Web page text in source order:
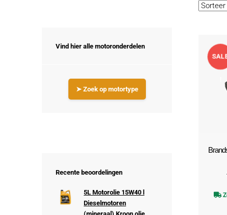
Vind hier alle motoronderdelen
➤ Zoek op motortype
Recente beoordelingen
5L Motorolie 15W40 l
Dieselmotoren